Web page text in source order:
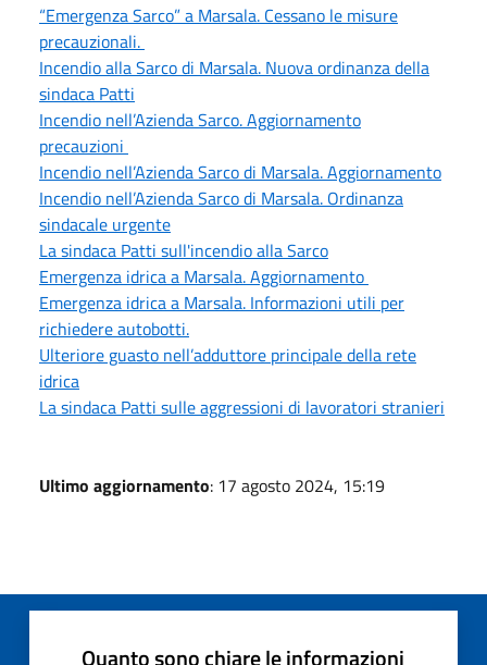
“Emergenza Sarco” a Marsala. Cessano le misure
precauzionali.
Incendio alla Sarco di Marsala. Nuova ordinanza della
sindaca Patti
Incendio nell’Azienda Sarco. Aggiornamento
precauzioni
Incendio nell’Azienda Sarco di Marsala. Aggiornamento
Incendio nell’Azienda Sarco di Marsala. Ordinanza
sindacale urgente
La sindaca Patti sull'incendio alla Sarco
Emergenza idrica a Marsala. Aggiornamento
Emergenza idrica a Marsala. Informazioni utili per
richiedere autobotti.
Ulteriore guasto nell’adduttore principale della rete
idrica
La sindaca Patti sulle aggressioni di lavoratori stranieri
Ultimo aggiornamento: 17 agosto 2024, 15:19
Quanto sono chiare le informazioni